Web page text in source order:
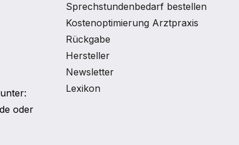
oder
Sprechstundenbedarf bestellen
Kostenoptimierung Arztpraxis
Rückgabe
Hersteller
Newsletter
Lexikon